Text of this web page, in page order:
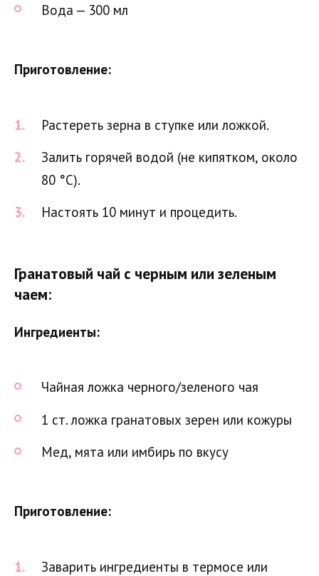
Вода — 300 мл
Приготовление:
Растереть зерна в ступке или ложкой.
Залить горячей водой (не кипятком, около
80 °C).
Настоять 10 минут и процедить.
Гранатовый чай с черным или зеленым
чаем:
Ингредиенты:
Чайная ложка черного/зеленого чая
1 ст. ложка гранатовых зерен или кожуры
Мед, мята или имбирь по вкусу
Приготовление:
Заварить ингредиенты в термосе или